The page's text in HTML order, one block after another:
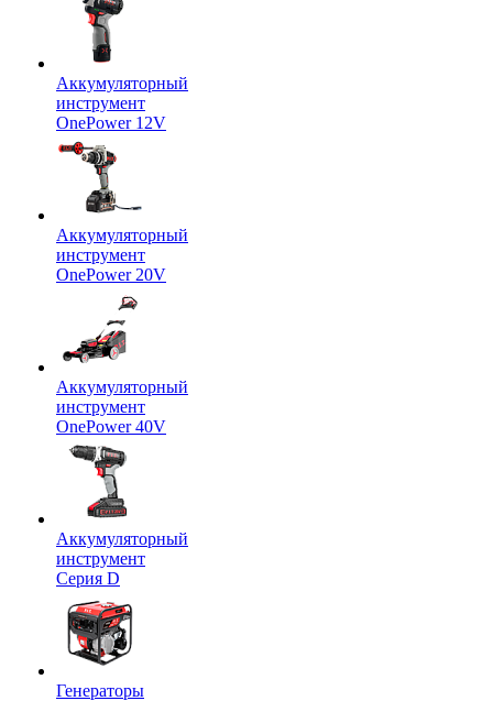
Аккумуляторный
инструмент
OnePower 12V
Аккумуляторный
инструмент
OnePower 20V
Аккумуляторный
инструмент
OnePower 40V
Аккумуляторный
инструмент
Серия D
Генераторы